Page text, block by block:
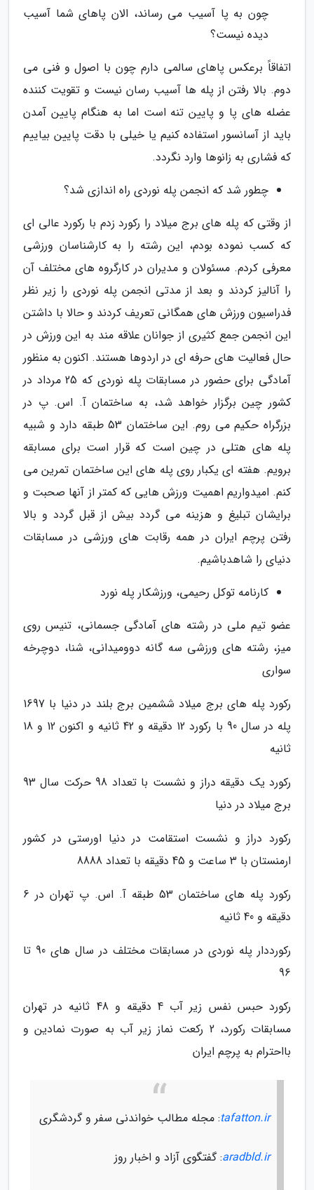
چون به پا آسیب می رساند، الان پاهای شما آسیب
دیده نیست؟
اتفاقاً برعکس پاهای سالمی دارم چون با اصول و فنی می
دوم. بالا رفتن از پله ها آسیب رسان نیست و تقویت کننده
عضله های پا و پایین تنه است اما به هنگام پایین آمدن
باید از آسانسور استفاده کنیم یا خیلی با دقت پایین بیاییم
که فشاری به زانوها وارد نگردد.
چطور شد که انجمن پله نوردی راه اندازی شد؟
از وقتی که پله های برج میلاد را رکورد زدم با رکورد عالی ای
که کسب نموده بودم، این رشته را به کارشناسان ورزشی
معرفی کردم. مسئولان و مدیران در کارگروه های مختلف آن
را آنالیز کردند و بعد از مدتی انجمن پله نوردی را زیر نظر
فدراسیون ورزش های همگانی تعریف کردند و حالا با داشتن
این انجمن جمع کثیری از جوانان علاقه مند به این ورزش در
حال فعالیت های حرفه ای در اردوها هستند. اکنون به منظور
آمادگی برای حضور در مسابقات پله نوردی که 25 مرداد در
کشور چین برگزار خواهد شد، به ساختمان آ. اس. پ در
بزرگراه حکیم می روم. این ساختمان 53 طبقه دارد و شبیه
پله های هتلی در چین است که قرار است برای مسابقه
برویم. هفته ای یکبار روی پله های این ساختمان تمرین می
کنم. امیدواریم اهمیت ورزش هایی که کمتر از آنها صحبت و
برایشان تبلیغ و هزینه می گردد بیش از قبل گردد و بالا
رفتن پرچم ایران در همه رقابت های ورزشی در مسابقات
دنیای را شاهدباشیم.
کارنامه توکل رحیمی، ورزشکار پله نورد
عضو تیم ملی در رشته های آمادگی جسمانی، تنیس روی
میز، رشته های ورزشی سه گانه دوومیدانی، شنا، دوچرخه
سواری
رکورد پله های برج میلاد ششمین برج بلند در دنیا با 1697
پله در سال 90 با رکورد 12 دقیقه و 42 ثانیه و اکنون 12 و 18
ثانیه
رکورد یک دقیقه دراز و نشست با تعداد 98 حرکت سال 93
برج میلاد در دنیا
رکورد دراز و نشست استقامت در دنیا اورستی در کشور
ارمنستان با 3 ساعت و 45 دقیقه با تعداد 8888
رکورد پله های ساختمان 53 طبقه آ. اس. پ تهران در 6
دقیقه و 40 ثانیه
رکورددار پله نوردی در مسابقات مختلف در سال های 90 تا
96
رکورد حبس نفس زیر آب 4 دقیقه و 48 ثانیه در تهران
مسابقات رکورد، 2 رکعت نماز زیر آب به صورت نمادین و
بااحترام به پرچم ایران
tafatton.ir: مجله مطالب خواندنی سفر و گردشگری
aradbld.ir: گفتگوی آزاد و اخبار روز